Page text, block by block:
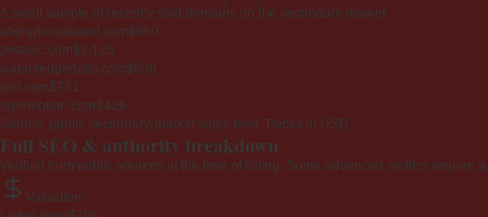
A small sample of recently sold domains on the secondary market.
shengforoakland.com$660
zestosc.com$2,125
watersedgeoaks.com$698
qcit.com$731
stylemotion.com$426
Source: public secondary-market sales feed. Prices in USD.
Full SEO & authority breakdown
Verified from public sources at the time of listing. Some advanced metrics require
Valuation